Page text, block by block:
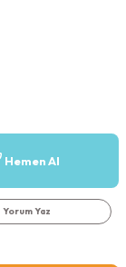
Hemen Al
Yorum Yaz